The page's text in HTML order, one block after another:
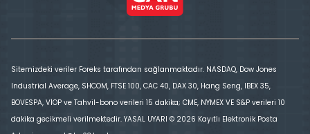
Sitemizdeki veriler Foreks tarafından sağlanmaktadır. NASDAQ, Dow Jones
Industrial Average, SHCOM, FTSE 100, CAC 40, DAX 30, Hang Seng, IBEX 35,
BOVESPA, VİOP ve Tahvil-bono verileri 15 dakika; CME, NYMEX VE S&P verileri 10
dakika gecikmeli verilmektedir. YASAL UYARI © 2026 Kayıtlı Elektronik Posta